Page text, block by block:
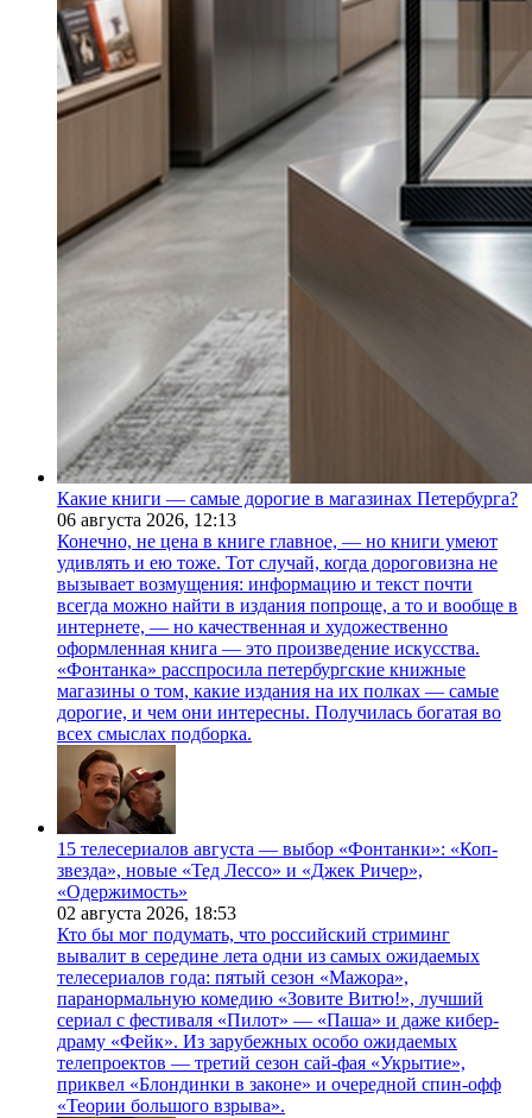
Какие книги — самые дорогие в магазинах Петербурга?
06 августа 2026, 12:13
Конечно, не цена в книге главное, — но книги умеют
удивлять и ею тоже. Тот случай, когда дороговизна не
вызывает возмущения: информацию и текст почти
всегда можно найти в издания попроще, а то и вообще в
интернете, — но качественная и художественно
оформленная книга — это произведение искусства.
«Фонтанка» расспросила петербургские книжные
магазины о том, какие издания на их полках — самые
дорогие, и чем они интересны. Получилась богатая во
всех смыслах подборка.
15 телесериалов августа — выбор «Фонтанки»: «Коп-
звезда», новые «Тед Лессо» и «Джек Ричер»,
«Одержимость»
02 августа 2026, 18:53
Кто бы мог подумать, что российский стриминг
вывалит в середине лета одни из самых ожидаемых
телесериалов года: пятый сезон «Мажора»,
паранормальную комедию «Зовите Витю!», лучший
сериал с фестиваля «Пилот» — «Паша» и даже кибер-
драму «Фейк». Из зарубежных особо ожидаемых
телепроектов — третий сезон сай-фая «Укрытие»,
приквел «Блондинки в законе» и очередной спин-офф
«Теории большого взрыва».